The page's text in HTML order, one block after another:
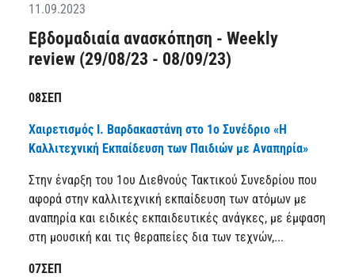
11.09.2023
Εβδομαδιαία ανασκόπηση - Weekly
review (29/08/23 - 08/09/23)
08ΣΕΠ
Χαιρετισμός Ι. Βαρδακαστάνη στο 1ο Συνέδριο «Η
Καλλιτεχνική Εκπαίδευση των Παιδιών με Αναπηρία»
Στην έναρξη του 1ου Διεθνούς Τακτικού Συνεδρίου που
αφορά στην καλλιτεχνική εκπαίδευση των ατόμων με
αναπηρία και ειδικές εκπαιδευτικές ανάγκες, με έμφαση
στη μουσική και τις θεραπείες δια των τεχνών,...
07ΣΕΠ